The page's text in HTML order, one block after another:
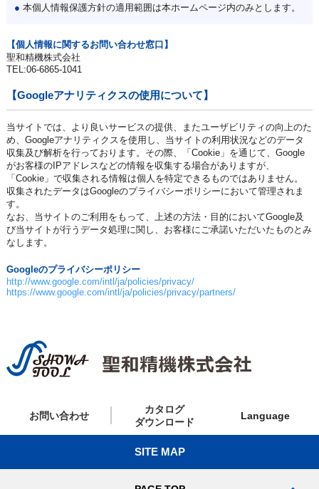
● 本個人情報保護方針の適用範囲は本ホームページ内のみとします。
【個人情報に関するお問い合わせ窓口】
聖和精機株式会社
TEL:06-6865-1041
【Googleアナリティクスの使用について】
当サイトでは、より良いサービスの提供、またユーザビリティの向上のた
め、Googleアナリティクスを使用し、当サイトの利用状況などのデータ
収集及び解析を行っております。その際、「Cookie」を通じて、Google
がお客様のIPアドレスなどの情報を収集する場合がありますが、
「Cookie」で収集される情報は個人を特定できるものではありません。
収集されたデータはGoogleのプライバシーポリシーにおいて管理されま
す。
なお、当サイトのご利用をもって、上述の方法・目的においてGoogle及
び当サイトが行うデータ処理に関し、お客様にご承諾いただいたものとみ
なします。
Googleのプライバシーポリシー
http://www.google.com/intl/ja/policies/privacy/
https://www.google.com/intl/ja/policies/privacy/partners/
お問い合わせ
カタログ
ダウンロード
Language
SITE MAP